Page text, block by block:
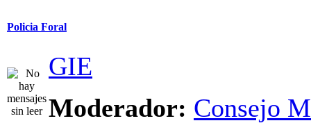
Policia Foral
GIE
Moderador: Consejo